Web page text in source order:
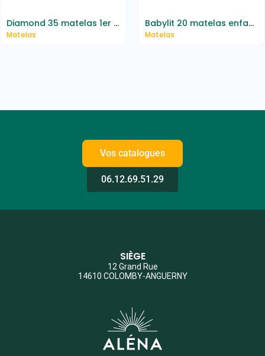
Matelas
Diamond 35 matelas 1er prix
Matelas
Babylit 20 matelas enfant imperméable ininflammable
Vos catalogues
06.12.69.51.29
SIÈGE
12 Grand Rue
14610 COLOMBY-ANGUERNY